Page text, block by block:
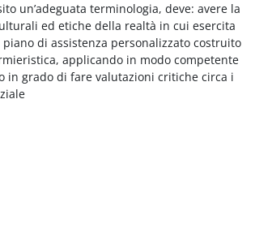
un’adeguata terminologia, deve: avere la
ed etiche della realtà in cui esercita
di assistenza personalizzato costruito
applicando in modo competente
in grado di fare valutazioni critiche circa i